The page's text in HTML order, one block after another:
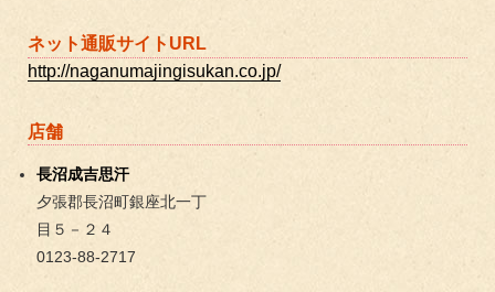
ネット通販サイトURL
http://naganumajingisukan.co.jp/
店舗
長沼成吉思汗
夕張郡長沼町銀座北一丁
目５－２４
0123-88-2717